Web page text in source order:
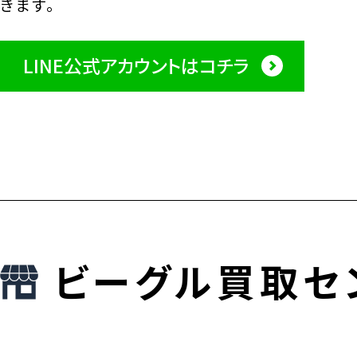
きます。
LINE公式アカウントはコチラ
ビーグル買取セ